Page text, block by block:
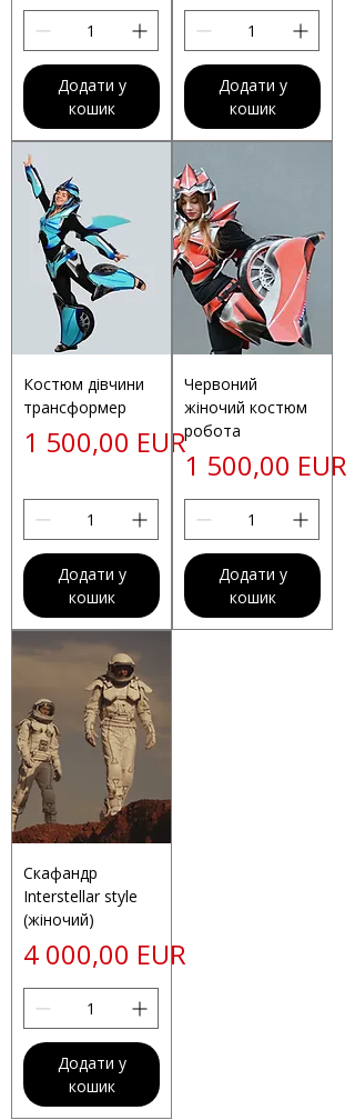
Додати у
кошик
Додати у
кошик
Костюм дівчини
трансформер
Ціна
1 500,00 EUR
Додати у
кошик
Червоний
жіночий костюм
робота
Ціна
1 500,00 EUR
Додати у
кошик
Скафандр
Interstellar style
(жіночий)
Ціна
4 000,00 EUR
Додати у
кошик